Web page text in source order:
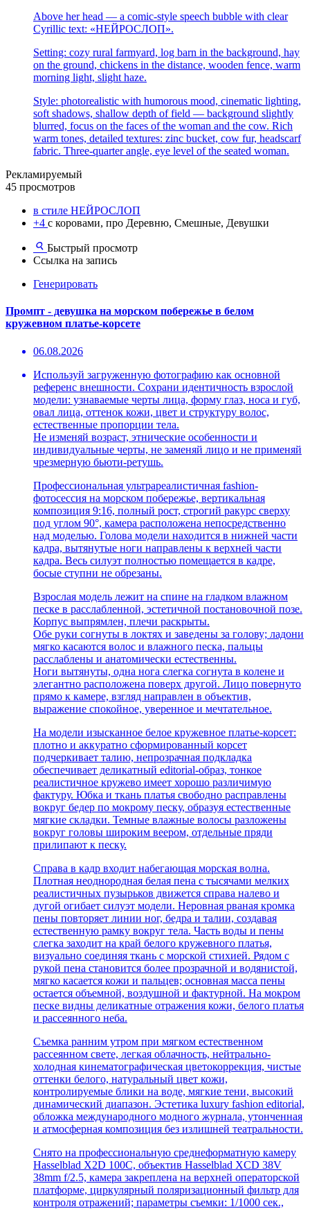
Above her head — a comic-style speech bubble with clear
Cyrillic text: «НЕЙРОСЛОП».
Setting: cozy rural farmyard, log barn in the background, hay
on the ground, chickens in the distance, wooden fence, warm
morning light, slight haze.
Style: photorealistic with humorous mood, cinematic lighting,
soft shadows, shallow depth of field — background slightly
blurred, focus on the faces of the woman and the cow. Rich
warm tones, detailed textures: zinc bucket, cow fur, headscarf
fabric. Three-quarter angle, eye level of the seated woman.
Рекламируемый
45 просмотров
в стиле НЕЙРОСЛОП
+4 с коровами, про Деревню, Смешные, Девушки
Быстрый просмотр
Ссылка на запись
Генерировать
Промпт - девушка на морском побережье в белом
кружевном платье-корсете
06.08.2026
Используй загруженную фотографию как основной
референс внешности. Сохрани идентичность взрослой
модели: узнаваемые черты лица, форму глаз, носа и губ,
овал лица, оттенок кожи, цвет и структуру волос,
естественные пропорции тела.
Не изменяй возраст, этнические особенности и
индивидуальные черты, не заменяй лицо и не применяй
чрезмерную бьюти-ретушь.
Профессиональная ультрареалистичная fashion-
фотосессия на морском побережье, вертикальная
композиция 9:16, полный рост, строгий ракурс сверху
под углом 90°, камера расположена непосредственно
над моделью. Голова модели находится в нижней части
кадра, вытянутые ноги направлены к верхней части
кадра. Весь силуэт полностью помещается в кадре,
босые ступни не обрезаны.
Взрослая модель лежит на спине на гладком влажном
песке в расслабленной, эстетичной постановочной позе.
Корпус выпрямлен, плечи раскрыты.
Обе руки согнуты в локтях и заведены за голову; ладони
мягко касаются волос и влажного песка, пальцы
расслаблены и анатомически естественны.
Ноги вытянуты, одна нога слегка согнута в колене и
элегантно расположена поверх другой. Лицо повернуто
прямо к камере, взгляд направлен в объектив,
выражение спокойное, уверенное и мечтательное.
На модели изысканное белое кружевное платье-корсет:
плотно и аккуратно сформированный корсет
подчеркивает талию, непрозрачная подкладка
обеспечивает деликатный editorial-образ, тонкое
реалистичное кружево имеет хорошо различимую
фактуру. Юбка и ткань платья свободно расправлены
вокруг бедер по мокрому песку, образуя естественные
мягкие складки. Темные влажные волосы разложены
вокруг головы широким веером, отдельные пряди
прилипают к песку.
Справа в кадр входит набегающая морская волна.
Плотная неоднородная белая пена с тысячами мелких
реалистичных пузырьков движется справа налево и
дугой огибает силуэт модели. Неровная рваная кромка
пены повторяет линии ног, бедра и талии, создавая
естественную рамку вокруг тела. Часть воды и пены
слегка заходит на край белого кружевного платья,
визуально соединяя ткань с морской стихией. Рядом с
рукой пена становится более прозрачной и водянистой,
мягко касается кожи и пальцев; основная масса пены
остается объемной, воздушной и фактурной. На мокром
песке видны деликатные отражения кожи, белого платья
и рассеянного неба.
Съемка ранним утром при мягком естественном
рассеянном свете, легкая облачность, нейтрально-
холодная кинематографическая цветокоррекция, чистые
оттенки белого, натуральный цвет кожи,
контролируемые блики на воде, мягкие тени, высокий
динамический диапазон. Эстетика luxury fashion editorial,
обложка международного модного журнала, утонченная
и атмосферная композиция без излишней театральности.
Снято на профессиональную среднеформатную камеру
Hasselblad X2D 100C, объектив Hasselblad XCD 38V
38mm f/2.5, камера закреплена на верхней операторской
платформе, циркулярный поляризационный фильтр для
контроля отражений; параметры съемки: 1/1000 сек.,